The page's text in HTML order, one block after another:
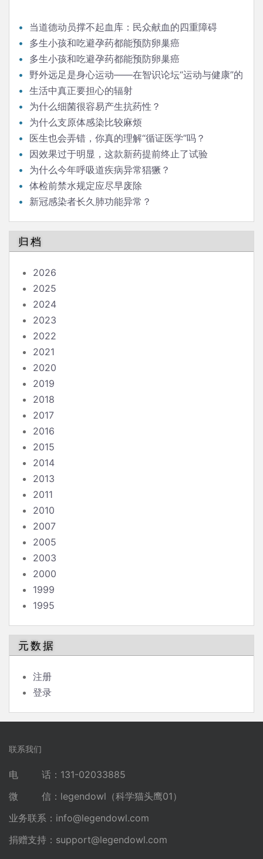
当道德动员撑不起血库：民众献血的四重障碍
多生小孩和吃避孕药都能预防卵巢癌
多生小孩和吃避孕药都能预防卵巢癌
野外远足是身心运动——在智识论坛“运动与健康”的
发言生活中真正要担心的辐射
为什么细菌很容易产生抗药性？
为什么支原体感染比较麻烦
医生也会弄错，你真的理解“循证医学”吗？
因效果过于明显，这款新药提前终止了试验
为什么今年呼吸道疾病异常猖獗？
体检前禁水规定应尽早废除
新冠感染者长久肺功能异常？
归档
2026
2025
2024
2023
2022
2021
2020
2019
2018
2017
2016
2015
2014
2013
2011
2010
2007
2005
2003
2000
1999
1995
元数据
注册
登录
联系我们
电 话：131-02033885
微 信：legendowl（科学猫头鹰01）
业务联系： info@legendowl.com
捐赠支持： support@legendowl.com